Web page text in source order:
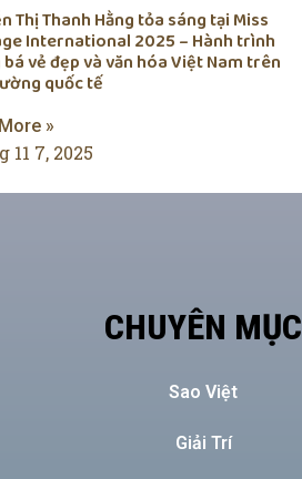
Thị Thanh Hằng tỏa sáng tại Miss
International 2025 – Hành trình
bá vẻ đẹp và văn hóa Việt Nam trên
quốc tế
»
11 7, 2025
CHUYÊN MỤC
Sao Việt
Giải Trí